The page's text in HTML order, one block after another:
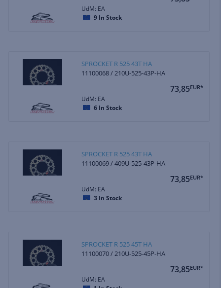
UdM: EA
9 In Stock
SPROCKET R 525 43T HA
11100068 / 210U-525-43P-HA
73,85EUR*
UdM: EA
6 In Stock
SPROCKET R 525 43T HA
11100069 / 409U-525-43P-HA
73,85EUR*
UdM: EA
3 In Stock
SPROCKET R 525 45T HA
11100070 / 210U-525-45P-HA
73,85EUR*
UdM: EA